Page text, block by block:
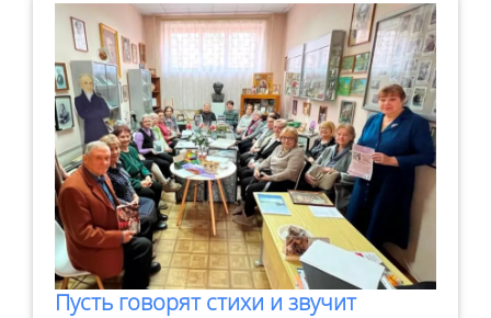
Пусть говорят стихи и звучит